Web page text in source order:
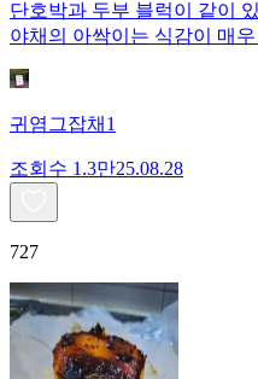
단호박과 두부 블럭이 같이
야채의 아싹이는 식감이 매
귀염그잡채1
조회수 1.3만25.08.28
727